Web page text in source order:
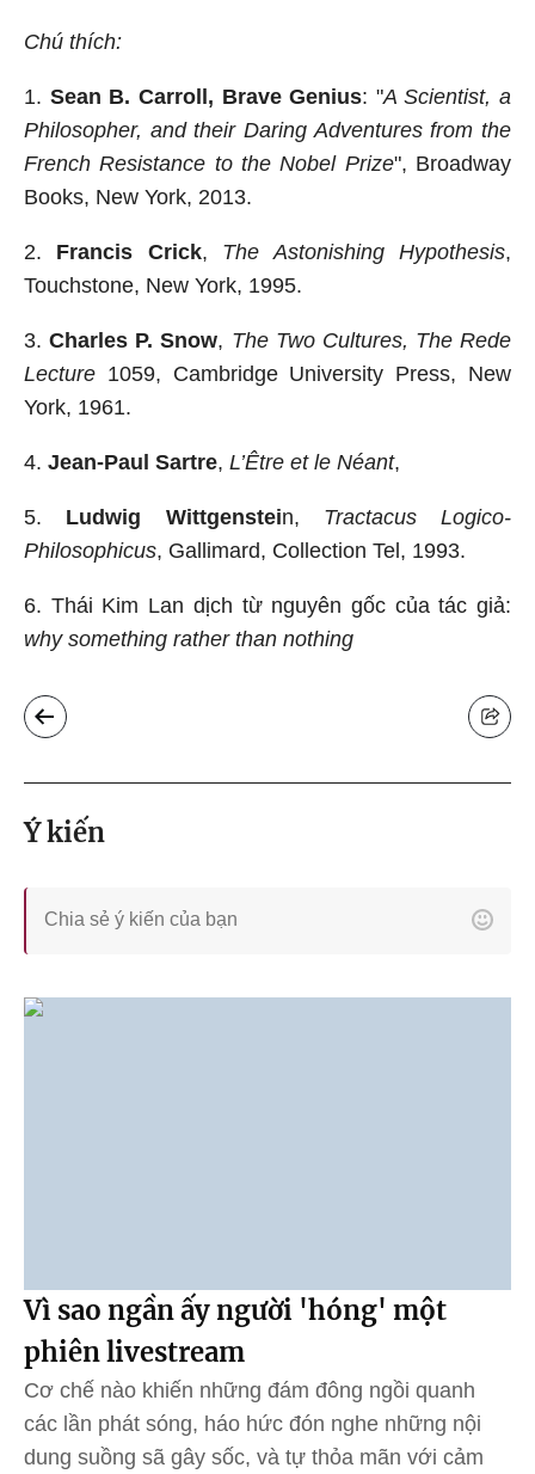
Chú thích:
1. Sean B. Carroll, Brave Genius: "A Scientist, a
Philosopher, and their Daring Adventures from the
French Resistance to the Nobel Prize", Broadway
Books, New York, 2013.
2. Francis Crick, The Astonishing Hypothesis,
Touchstone, New York, 1995.
3.Charles P. Snow, The Two Cultures, The Rede
Lecture 1059, Cambridge University Press, New
York, 1961.
4. Jean-Paul Sartre, L’Être et le Néant,
5. Ludwig Wittgenstein, Tractacus Logico-
Philosophicus, Gallimard, Collection Tel, 1993.
6. Thái Kim Lan dịch từ nguyên gốc của tác giả:
why something rather than nothing
Ý kiến
Vì sao ngần ấy người 'hóng' một
phiên livestream
Cơ chế nào khiến những đám đông ngồi quanh
các lần phát sóng, háo hức đón nghe những nội
dung suồng sã gây sốc, và tự thỏa mãn với cảm